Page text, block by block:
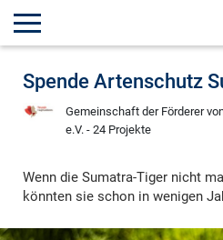
Spende Artenschutz
Gemeinschaft der Förderer
e.V. - 24 Projekte
Wenn die Sumatra-Tiger nicht
könnten sie schon in wenigen